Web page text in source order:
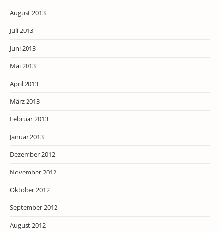
August 2013
Juli 2013
Juni 2013
Mai 2013
April 2013
März 2013
Februar 2013
Januar 2013
Dezember 2012
November 2012
Oktober 2012
September 2012
August 2012